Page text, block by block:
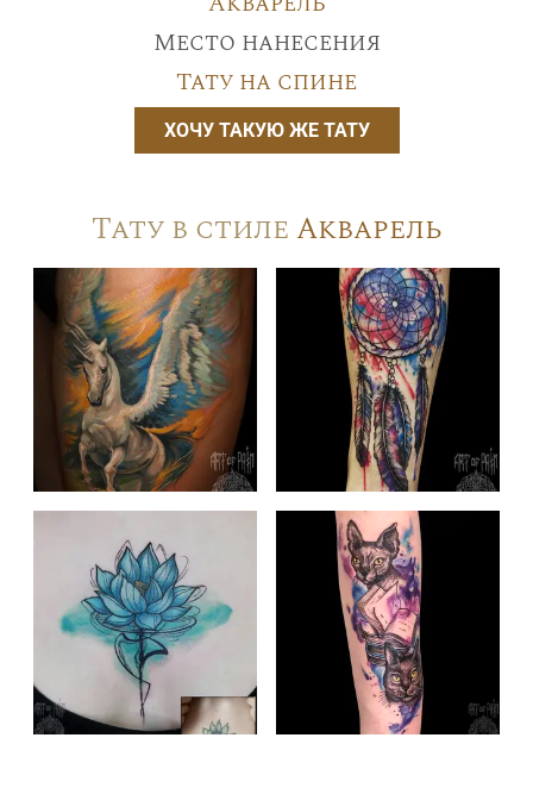
Место нанесения
Тату на спине
ХОЧУ ТАКУЮ ЖЕ ТАТУ
Тату в стиле Акварель